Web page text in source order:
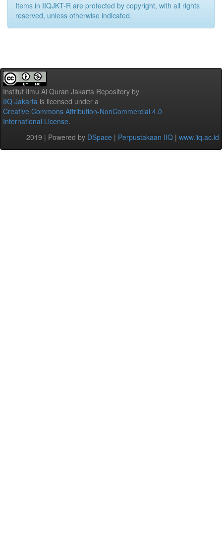
Items in IIQJKT-R are protected by copyright, with all rights
reserved, unless otherwise indicated.
Institut Ilmu Al Quran Jakarta Repository by
IIQ Jakarta is licensed under a
Creative Commons Attribution-NonCommercial 4.0
International License.
2019 | Powered by DSpace | Perpustakaan IIQ | www.iiq.ac.id